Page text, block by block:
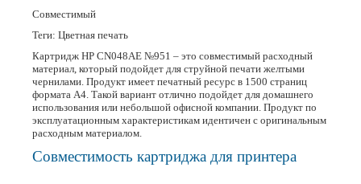
Совместимый
Теги: Цветная печать
Картридж HP CN048AE №951 – это совместимый расходный
материал, который подойдет для струйной печати желтыми
чернилами. Продукт имеет печатный ресурс в 1500 страниц
формата А4. Такой вариант отлично подойдет для домашнего
использования или небольшой офисной компании. Продукт по
эксплуатационным характеристикам идентичен с оригинальным
расходным материалом.
Совместимость картриджа для принтера